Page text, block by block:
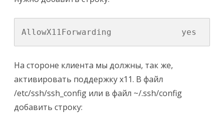
AllowX11Forwarding              yes
На стороне клиента мы должны, так же,
активировать поддержку x11. В файл
/etc/ssh/ssh_config или в файл ~/.ssh/config
добавить строку: